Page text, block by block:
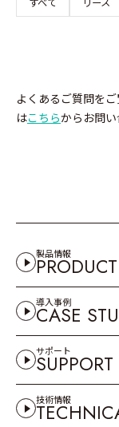
よくあるご質問を
はこちらからお問い
製品情報
PRODUCT
導入事例
CASE
サポート
SUPPORT
技術情報